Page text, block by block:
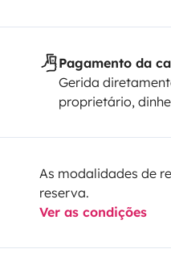
Pagamento da
Gerida
proprietário,
As modalidades de
reserva.
Ver as condições